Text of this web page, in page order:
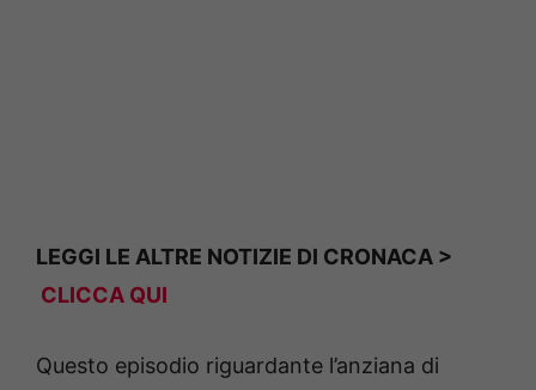
LEGGI LE ALTRE NOTIZIE DI CRONACA >
CLICCA QUI
Questo episodio riguardante l’anziana di